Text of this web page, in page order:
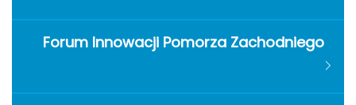
Forum Innowacji Pomorza Zachodniego